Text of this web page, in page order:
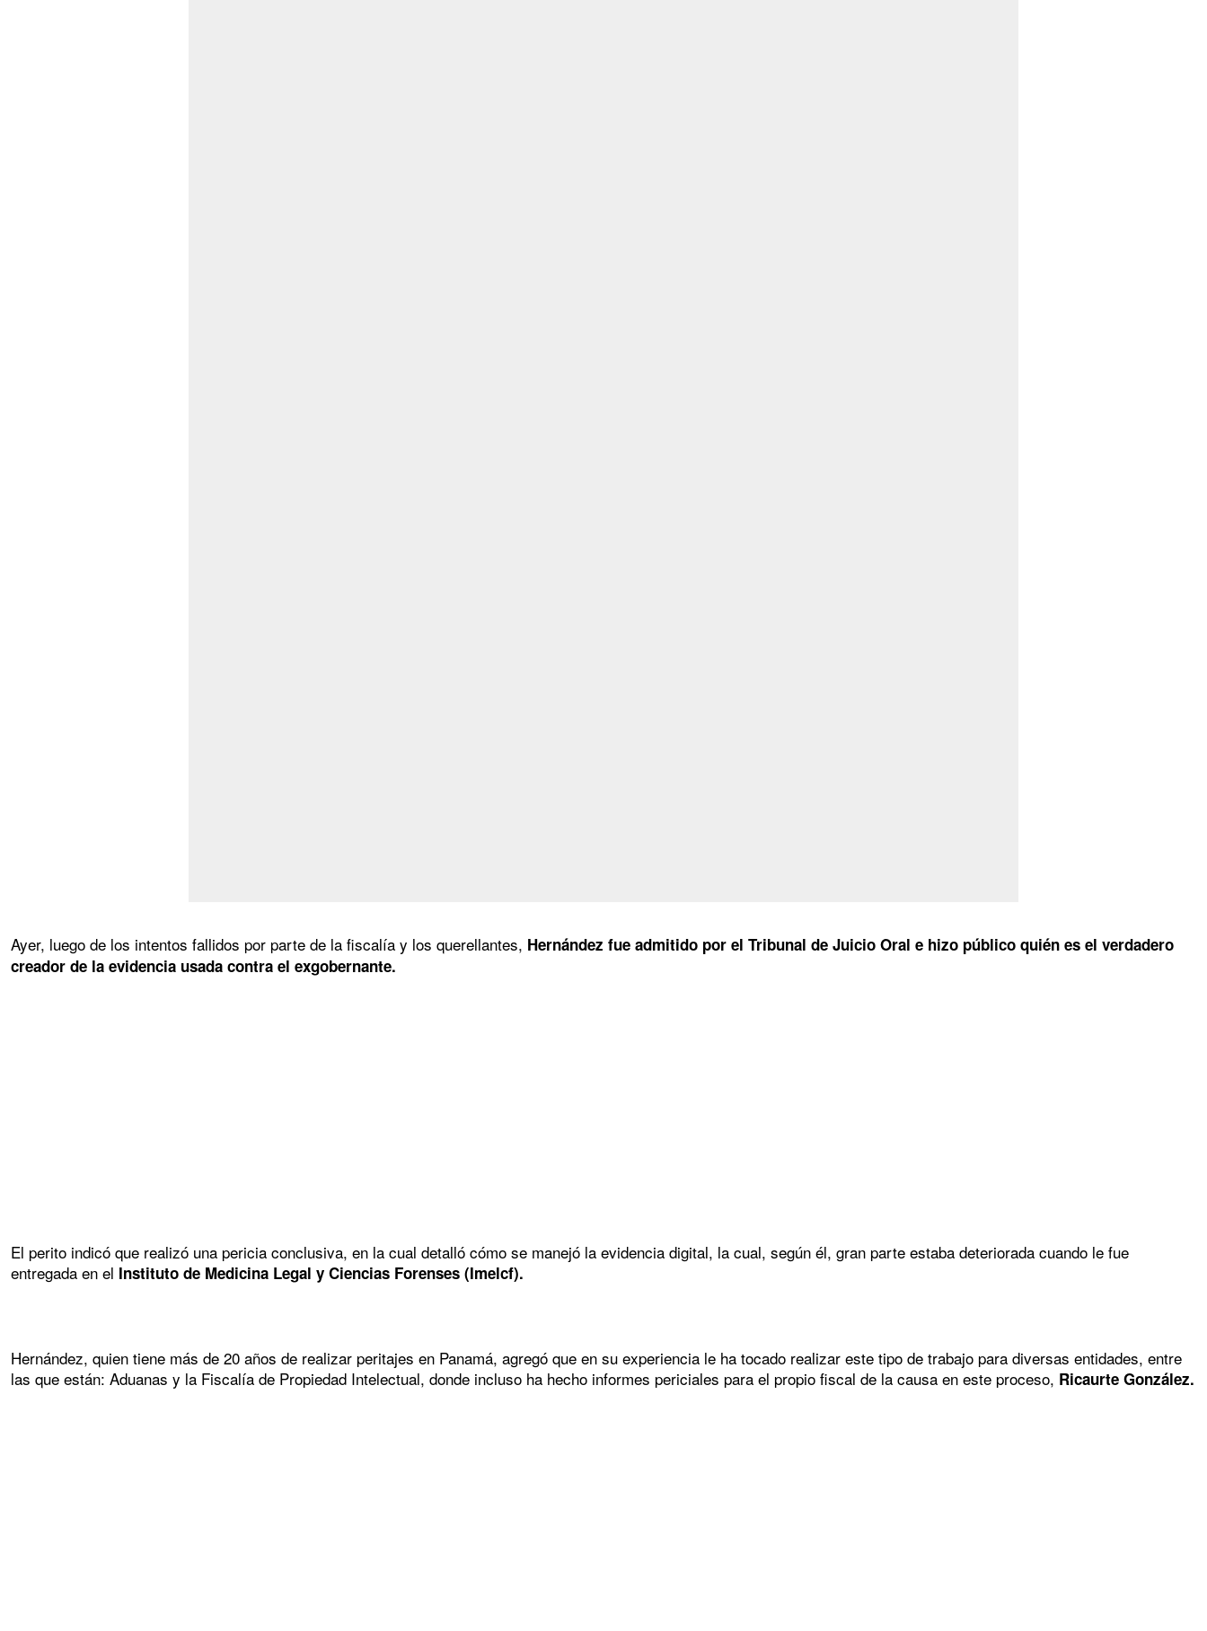
Ayer, luego de los intentos fallidos por parte de la fiscalía y los querellantes, Hernández fue admitido por el Tribunal de Juicio Oral e hizo público quién es el verdadero
creador de la evidencia usada contra el exgobernante.
El perito indicó que realizó una pericia conclusiva, en la cual detalló cómo se manejó la evidencia digital, la cual, según él, gran parte estaba deteriorada cuando le fue
entregada en el Instituto de Medicina Legal y Ciencias Forenses (Imelcf).
Hernández, quien tiene más de 20 años de realizar peritajes en Panamá, agregó que en su experiencia le ha tocado realizar este tipo de trabajo para diversas entidades, entre
las que están: Aduanas y la Fiscalía de Propiedad Intelectual, donde incluso ha hecho informes periciales para el propio fiscal de la causa en este proceso, Ricaurte González.